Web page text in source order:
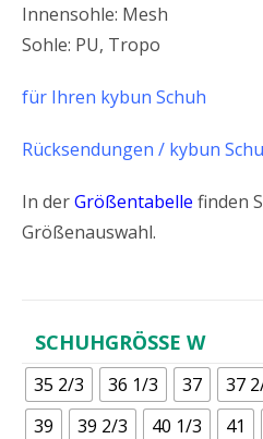
Innensohle: Mesh
Sohle: PU, Tropo
für Ihren kybun Schuh
Rücksendungen / kybun
In derGrößentabelle finden
Größenauswahl.
SCHUHGRÖSSE W
35 2/3 36 1/3 37 37
39
39 2/3 40 1/3 41